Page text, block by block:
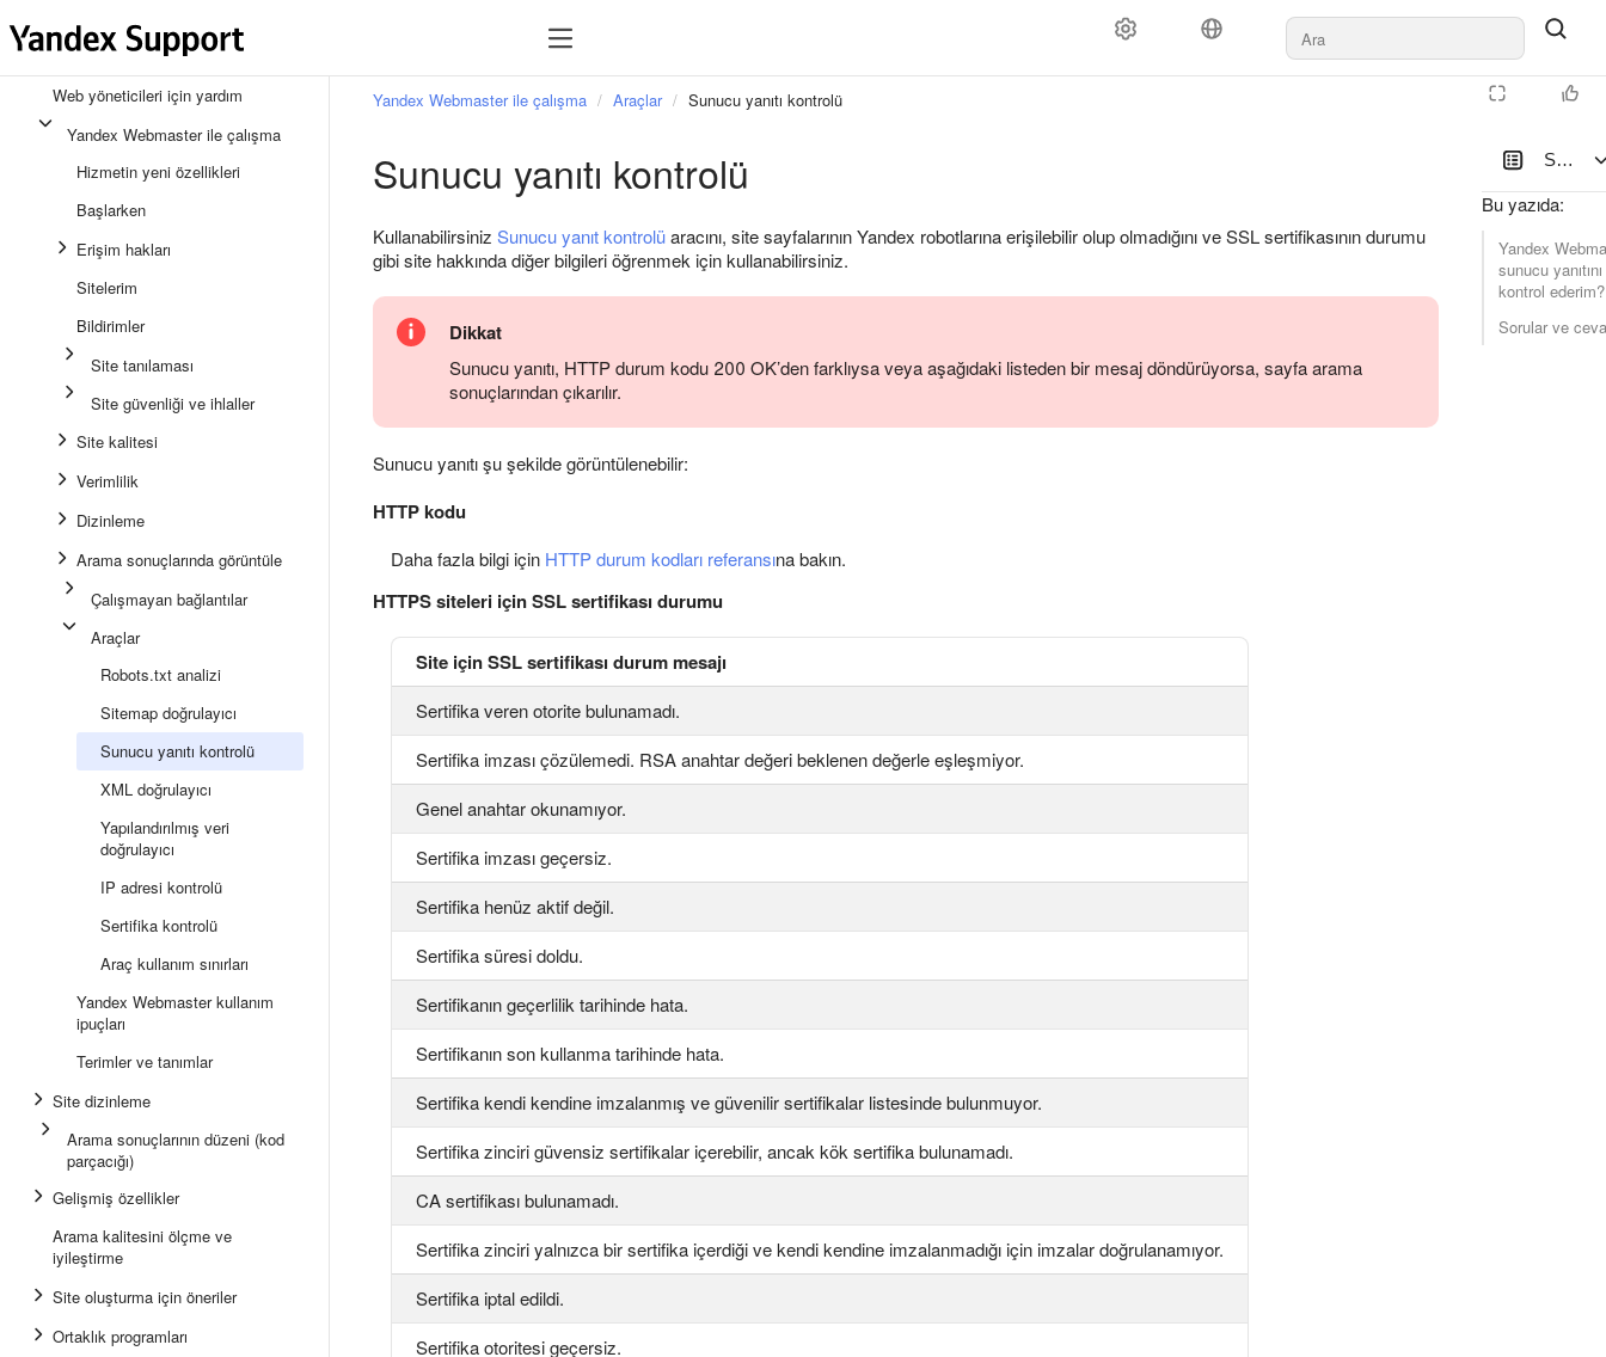
Web yöneticileri için yardım
Yandex Webmaster ile çalışma
Hizmetin yeni özellikleri
Başlarken
Erişim hakları
Sitelerim
Bildirimler
Site tanılaması
Site güvenliği ve ihlaller
Site kalitesi
Verimlilik
Dizinleme
Arama sonuçlarında görüntüle
Çalışmayan bağlantılar
Araçlar
Robots.txt analizi
Sitemap doğrulayıcı
Sunucu yanıtı kontrolü
XML doğrulayıcı
Yapılandırılmış veri
doğrulayıcı
IP adresi kontrolü
Sertifika kontrolü
Araç kullanım sınırları
Yandex Webmaster kullanım
ipuçları
Terimler ve tanımlar
Site dizinleme
Arama sonuçlarının düzeni (kod
parçacığı)
Gelişmiş özellikler
Arama kalitesini ölçme ve
iyileştirme
Site oluşturma için öneriler
Ortaklık programları
Sunucu
Bu yazıda:
Yandex
sunucu
kontrol ederim?
Sorular ve
Yandex Webmaster ile çalışma Araçlar Sunucu yanıtı kontrolü
Sunucu yanıtı kontrolü
Kullanabilirsiniz Sunucu yanıt kontrolüaracını, site sayfalarının Yandex robotlarına erişilebilir olup olmadığını ve SSL sertifikasının durumu
gibi site hakkında diğer bilgileri öğrenmek için kullanabilirsiniz.
Dikkat
Sunucu yanıtı, HTTP durum kodu 200 OK’den farklıysa veya aşağıdaki listeden bir mesaj döndürüyorsa, sayfa arama
sonuçlarından çıkarılır.
Sunucu yanıtı şu şekilde görüntülenebilir:
HTTP kodu
Daha fazla bilgi için HTTP durum kodları referansına bakın.
HTTPS siteleri için SSL sertifikası durumu
Site için SSL sertifikası durum mesajı
Sertifika veren otorite bulunamadı.
Sertifika imzası çözülemedi. RSA anahtar değeri beklenen değerle eşleşmiyor.
Genel anahtar okunamıyor.
Sertifika imzası geçersiz.
Sertifika henüz aktif değil.
Sertifika süresi doldu.
Sertifikanın geçerlilik tarihinde hata.
Sertifikanın son kullanma tarihinde hata.
Sertifika kendi kendine imzalanmış ve güvenilir sertifikalar listesinde bulunmuyor.
Sertifika zinciri güvensiz sertifikalar içerebilir, ancak kök sertifika bulunamadı.
CA sertifikası bulunamadı.
Sertifika zinciri yalnızca bir sertifika içerdiği ve kendi kendine imzalanmadığı için imzalar doğrulanamıyor.
Sertifika iptal edildi.
Sertifika otoritesi geçersiz.